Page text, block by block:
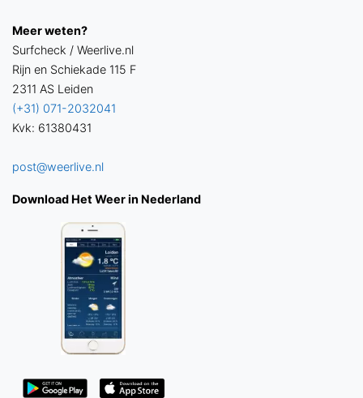
Meer weten?
Surfcheck / Weerlive.nl
Rijn en Schiekade 115 F
2311 AS Leiden
(+31) 071-2032041
Kvk: 61380431
post@weerlive.nl
Download Het Weer in Nederland